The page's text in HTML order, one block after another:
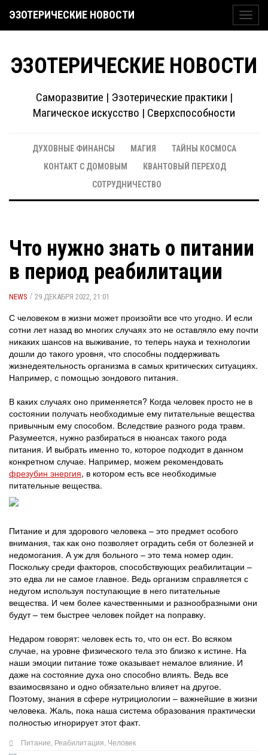
ЭЗОТЕРИЧЕСКИЕ НОВОСТИ
ЭЗОТЕРИЧЕСКИЕ НОВОСТИ
Саморазвитие | Эзотерические практики |
Магическое искусство | Сверхспособности
ДУХОВНЫЕ ФИНАНСЫ МАГИЯ
ТАЙНЫ КОСМОСА
КОНТАКТ С ДОМОВЫМ
КВАНТОВЫЙ ПЕРЕХОД
СОТРУДНИЧЕСТВО
Что нужно знать о питании
в период реабилитации
NEWS / 29 ДЕКАБРЯ 2022, 21:01
С человеком в жизни может произойти все что угодно. И если
сотни лет назад во многих случаях это не оставляло ему почти
никаких шансов на выживание, то теперь наука и технологии
дошли до такого уровня, что способны поддерживать
жизнедеятельность организма в самых критических ситуациях.
Например, с помощью зондового питания.
В каких случаях оно применяется? Когда человек просто не в
состоянии получать необходимые ему питательные вещества
привычным ему способом. Вследствие разного рода травм.
Разумеется, нужно разбираться в нюансах такого рода
питания. И выбрать именно то, которое подходит в данном
конкретном случае. Например, можем рекомендовать
фрезубин энергия, в котором есть все необходимые
питательные вещества.
Питание и для здорового человека – это предмет особого
внимания, так как оно позволяет оградить себя от болезней и
недомогания. А уж для больного – это тема номер один.
Поскольку среди факторов, способствующих реабилитации –
это едва ли не самое главное. Ведь организм справляется с
недугом используя поступающие в него питательные
вещества. И чем более качественными и разнообразными они
будут – тем быстрее человек пойдет на поправку.
Недаром говорят: человек есть то, что он ест. Во всяком
случае, на уровне физического тела это близко к истине. На
наши эмоции питание тоже оказывает немалое влияние. И
даже на состояние духа оно способно влиять. Ведь все
взаимосвязано и одно обязательно влияет на другое.
Поэтому, знания в сфере нутрициологии – важнейшие в жизни
человека. Жаль, пока наша система образования практически
полностью игнорирует этот факт.
Питание Реабилитация Человек